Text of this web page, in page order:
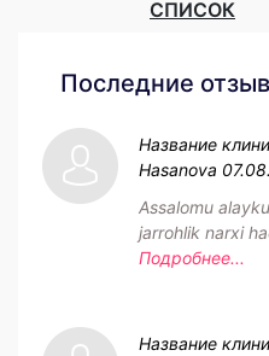
СПИСОК
Последние
Название
Hasanova
Assalomu
jarrohlik narxi
Подробнее...
Название